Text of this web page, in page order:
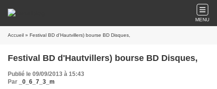
MENU
Accueil » Festival BD d'Hautvillers) bourse BD Disques,
Festival BD d'Hautvillers) bourse BD Disques,
Publié le 09/09/2013 à 15:43
Par
_0_6_7_3_m